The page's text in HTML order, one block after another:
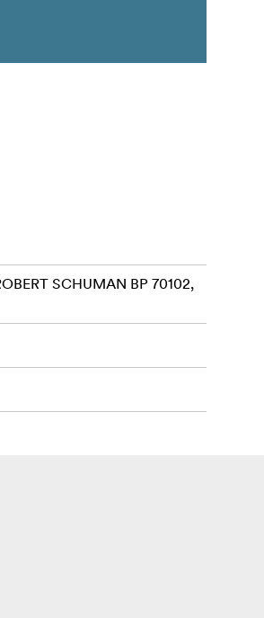
SCHUMAN BP 70102,